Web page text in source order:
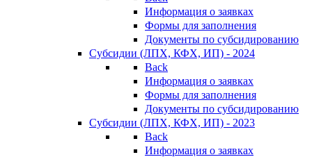
Информация о заявках
Формы для заполнения
Документы по субсидированию
Субсидии (ЛПХ, КФХ, ИП) - 2024
Back
Информация о заявках
Формы для заполнения
Документы по субсидированию
Субсидии (ЛПХ, КФХ, ИП) - 2023
Back
Информация о заявках